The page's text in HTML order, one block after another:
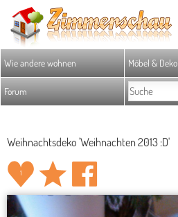
Wie andere wohnen Möbel & Deko
Forum
Weihnachtsdeko 'Weihnachten 2013 :D'
1